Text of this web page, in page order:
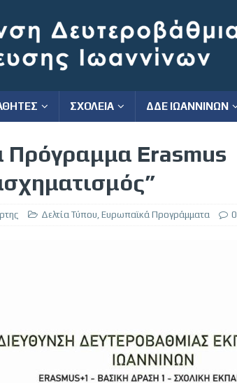
ΣΧΟΛΕΙΑ ΔΔΕ ΙΩΑΝΝΙΝΩΝ
Πρόγραμμα Erasmus
Δελτία Τύπου, Ευρωπαϊκά Προγράμματα 0